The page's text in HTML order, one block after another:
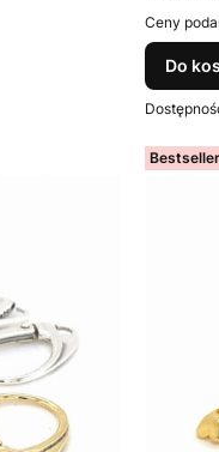
Ceny
Do
Bestseller